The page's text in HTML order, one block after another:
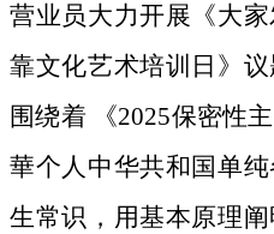
营业员大力开展《大
靠文化艺术培训日》
围绕着 《2025保密性
華个人中华共和国单
生常识，用基本原理